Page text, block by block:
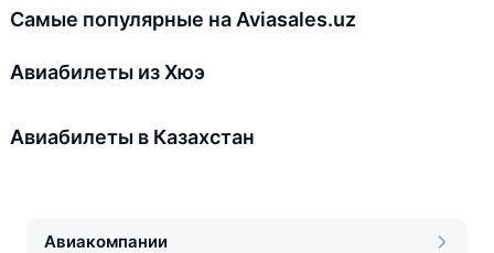
Самые популярные на Aviasales.uz
Авиабилеты из Хюэ
Авиабилеты в Казахстан
Авиакомпании